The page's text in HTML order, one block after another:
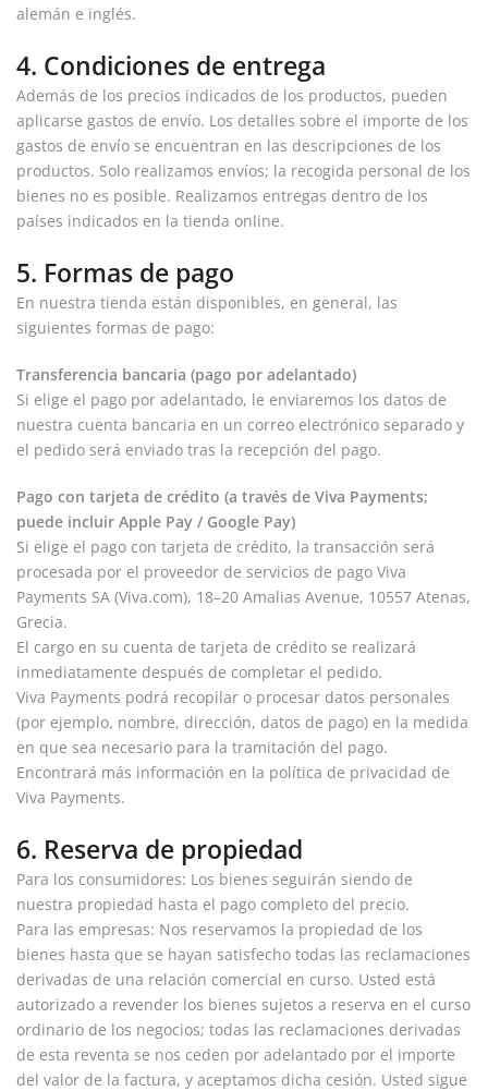
alemán e inglés.
4. Condiciones de entrega
Además de los precios indicados de los productos, pueden
aplicarse gastos de envío. Los detalles sobre el importe de los
gastos de envío se encuentran en las descripciones de los
productos. Solo realizamos envíos; la recogida personal de los
bienes no es posible. Realizamos entregas dentro de los
países indicados en la tienda online.
5. Formas de pago
En nuestra tienda están disponibles, en general, las
siguientes formas de pago:
Transferencia bancaria (pago por adelantado)
Si elige el pago por adelantado, le enviaremos los datos de
nuestra cuenta bancaria en un correo electrónico separado y
el pedido será enviado tras la recepción del pago.
Pago con tarjeta de crédito (a través de Viva Payments;
puede incluir Apple Pay / Google Pay)
Si elige el pago con tarjeta de crédito, la transacción será
procesada por el proveedor de servicios de pago Viva
Payments SA (Viva.com), 18–20 Amalias Avenue, 10557 Atenas,
Grecia.
El cargo en su cuenta de tarjeta de crédito se realizará
inmediatamente después de completar el pedido.
Viva Payments podrá recopilar o procesar datos personales
(por ejemplo, nombre, dirección, datos de pago) en la medida
en que sea necesario para la tramitación del pago.
Encontrará más información en la política de privacidad de
Viva Payments.
6. Reserva de propiedad
Para los consumidores: Los bienes seguirán siendo de
nuestra propiedad hasta el pago completo del precio.
Para las empresas: Nos reservamos la propiedad de los
bienes hasta que se hayan satisfecho todas las reclamaciones
derivadas de una relación comercial en curso. Usted está
autorizado a revender los bienes sujetos a reserva en el curso
ordinario de los negocios; todas las reclamaciones derivadas
de esta reventa se nos ceden por adelantado por el importe
del valor de la factura, y aceptamos dicha cesión. Usted sigue